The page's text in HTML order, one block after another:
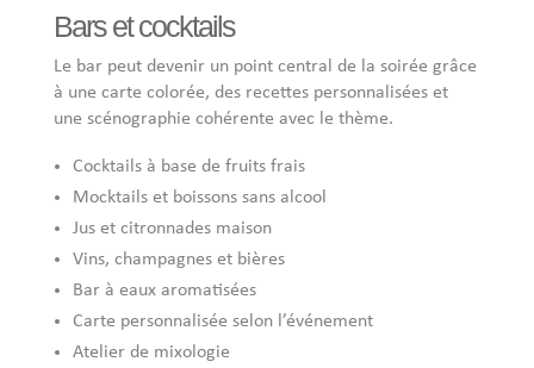
Bars et cocktails
Le bar peut devenir un point central de la soirée grâce
à une carte colorée, des recettes personnalisées et
une scénographie cohérente avec le thème.
Cocktails à base de fruits frais
Mocktails et boissons sans alcool
Jus et citronnades maison
Vins, champagnes et bières
Bar à eaux aromatisées
Carte personnalisée selon l’événement
Atelier de mixologie